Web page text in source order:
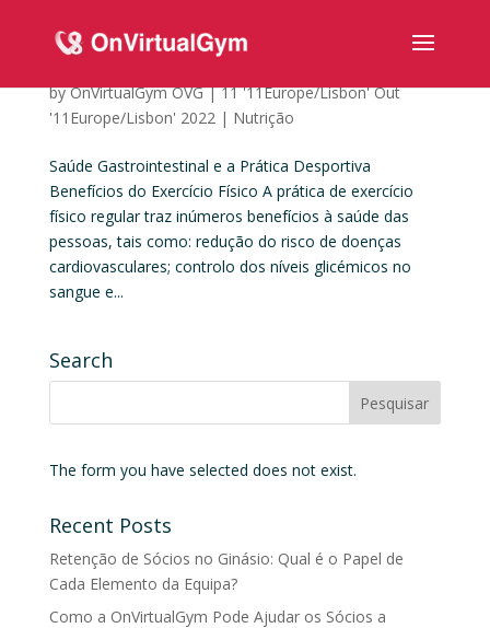
byOnVirtualGym OVG|11 '11Europe/Lisbon' Out
'11Europe/Lisbon' 2022| Nutrição
Saúde Gastrointestinal e a Prática Desportiva
Benefícios do Exercício Físico A prática de exercício
físico regular traz inúmeros benefícios à saúde das
pessoas, tais como: redução do risco de doenças
cardiovasculares; controlo dos níveis glicémicos no
sangue e...
Search
The form you have selected does not exist.
Recent Posts
Retenção de Sócios no Ginásio: Qual é o Papel de
Cada Elemento da Equipa?
Como a OnVirtualGym Pode Ajudar os Sócios a